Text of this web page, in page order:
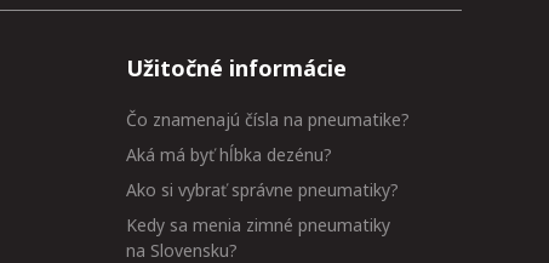
Užitočné informácie
Čo znamenajú čísla na pneumatike?
Aká má byť hĺbka dezénu?
Ako si vybrať správne pneumatiky?
Kedy sa menia zimné pneumatiky
na Slovensku?